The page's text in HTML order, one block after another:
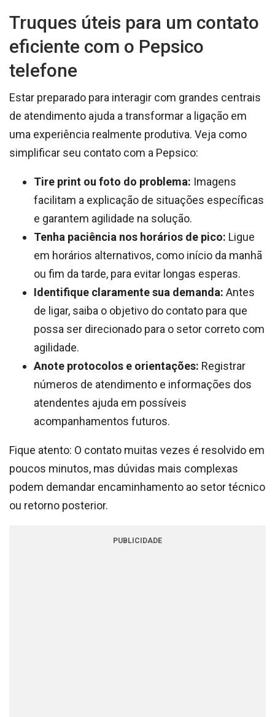
Truques úteis para um contato
eficiente com o Pepsico
telefone
Estar preparado para interagir com grandes centrais
de atendimento ajuda a transformar a ligação em
uma experiência realmente produtiva. Veja como
simplificar seu contato com a Pepsico:
Tire print ou foto do problema: Imagens
facilitam a explicação de situações específicas
e garantem agilidade na solução.
Tenha paciência nos horários de pico: Ligue
em horários alternativos, como início da manhã
ou fim da tarde, para evitar longas esperas.
Identifique claramente sua demanda: Antes
de ligar, saiba o objetivo do contato para que
possa ser direcionado para o setor correto com
agilidade.
Anote protocolos e orientações: Registrar
números de atendimento e informações dos
atendentes ajuda em possíveis
acompanhamentos futuros.
Fique atento: O contato muitas vezes é resolvido em
poucos minutos, mas dúvidas mais complexas
podem demandar encaminhamento ao setor técnico
ou retorno posterior.
PUBLICIDADE